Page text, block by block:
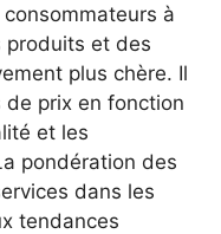
à
produits et des
plus chère. Il
prix en fonction
et les
pondération des
dans les
tendances